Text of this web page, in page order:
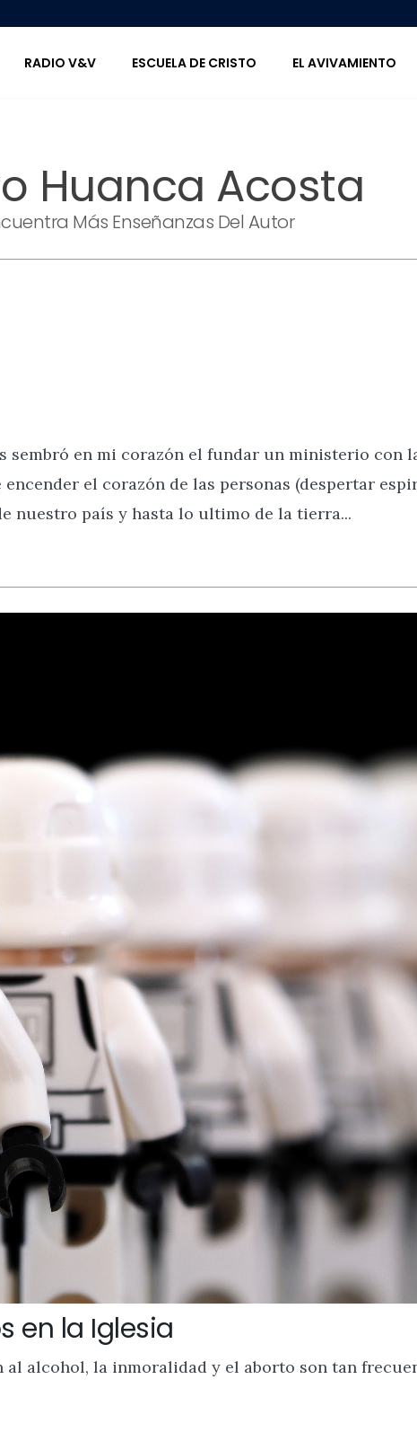
RADIO V&V ESCUELA DE CRISTO EL AVIVAMIENTO
Huanca Acosta
Más Enseñanzas Del Autor
sembró en mi corazón el fundar un ministerio con
el corazón de las personas (despertar
nuestro país y hasta lo ultimo de la tierra...
en la Iglesia
alcohol, la inmoralidad y el aborto son tan